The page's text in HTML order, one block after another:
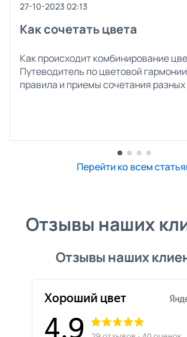
27-10-2023 02:13
Как сочетать цвета
Как происходит комбинирование
Путеводитель по цветовой
правила и приемы сочетания
Перейти ко всем
Отзывы наших
Отзывы наших